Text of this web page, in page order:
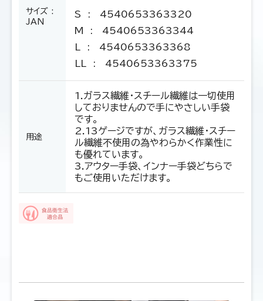
サイズ :
JAN
S
: 4540653363320
M
: 4540653363344
: 4540653363368
: 4540653363375
用途
1.ガラス繊維・スチール繊維は一切使用
しておりませんので手にやさしい手袋
です。
2.13ゲージですが、ガラス繊維・スチー
ル繊維不使用の為やわらかく作業性に
も優れています。
3.アウター手袋、インナー手袋どちらで
もご使用いただけます。